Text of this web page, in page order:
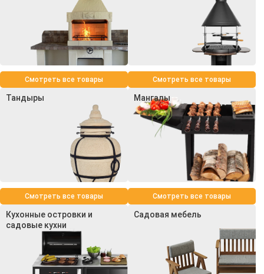
Смотреть все товары Смотреть все товары
Тандыры
Смотреть все товары
Мангалы
Смотреть все товары
Кухонные островки и
садовые кухни
Садовая мебель